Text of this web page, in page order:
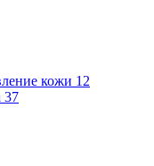
кожи 12
37